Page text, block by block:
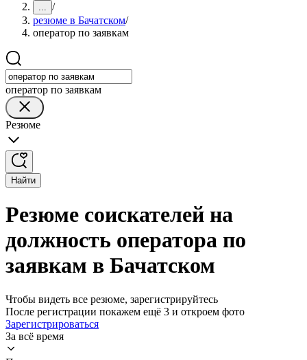
... /
резюме в Бачатском/
оператор по заявкам
оператор по заявкам
Резюме
Найти
Резюме соискателей на
должность оператора по
заявкам в Бачатском
Чтобы видеть все резюме, зарегистрируйтесь
После регистрации покажем ещё 3 и откроем фото
Зарегистрироваться
За всё время